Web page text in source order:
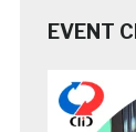
EVENT